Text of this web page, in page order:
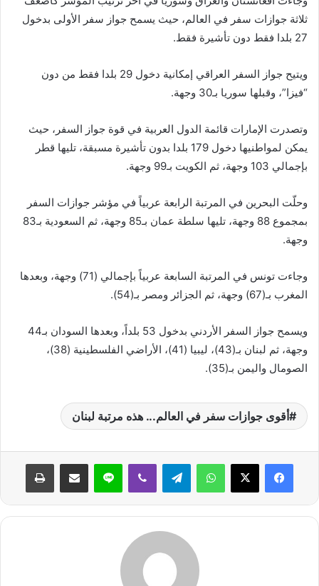
ثلاثة جوازات سفر في العالم، حيث يسمح جواز سفر الأولى بدخول
27 بلدا فقط دون تأشيرة فقط.
ويتيح جواز السفر العراقي إمكانية دخول 29 بلدا فقط من دون
“فيزا”، وقبلها سوريا بـ30 وجهة.
وتصدرت الإمارات قائمة الدول العربية في قوة جواز السفر، حيث
يمكن لمواطنيها دخول 179 بلدا بدون تأشيرة مسبقة، تليها قطر
بإجمالي 103 وجهة، ثم الكويت بـ99 وجهة.
وحلّت البحرين في المرتبة الرابعة عربياً في مؤشر جوازات السفر
بمجموع 88 وجهة، تليها سلطة عمان بـ85 وجهة، ثم السعودية بـ83
وجهة.
وجاءت تونس في المرتبة السابعة عربياً بإجمالي (71) وجهة، وبعدها
المغرب بـ(67) وجهة، ثم الجزائر ومصر بـ(54).
ويسمح جواز السفر الأردني بدخول 53 بلداً، وبعدها السودان بـ44
وجهة، ثم لبنان بـ(43)، ليبيا (41)، الأراضي الفلسطينية (38)،
الصومال واليمن بـ(35).
أقوى جوازات سفر في العالم... هذه مرتبة لبنان
واتساب لاين